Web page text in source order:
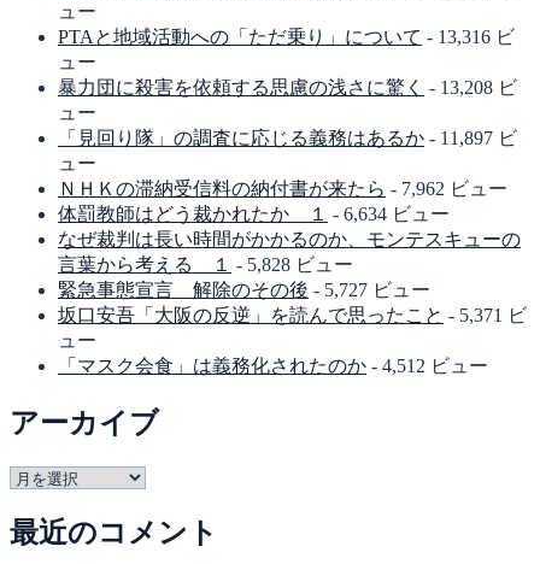
ュー
PTAと地域活動への「ただ乗り」について - 13,316 ビ
ュー
暴力団に殺害を依頼する思慮の浅さに驚く - 13,208 ビ
ュー
「見回り隊」の調査に応じる義務はあるか - 11,897 ビ
ュー
ＮＨＫの滞納受信料の納付書が来たら - 7,962 ビュー
体罰教師はどう裁かれたか １
- 6,634 ビュー
なぜ裁判は長い時間がかかるのか、モンテスキューの
言葉から考える １
- 5,828 ビュー
緊急事態宣言 解除のその後 - 5,727 ビュー
坂口安吾「大阪の反逆」を読んで思ったこと - 5,371 ビ
ュー
「マスク会食」は義務化されたのか - 4,512 ビュー
アーカイブ
ア
カ
イ
最近のコメント